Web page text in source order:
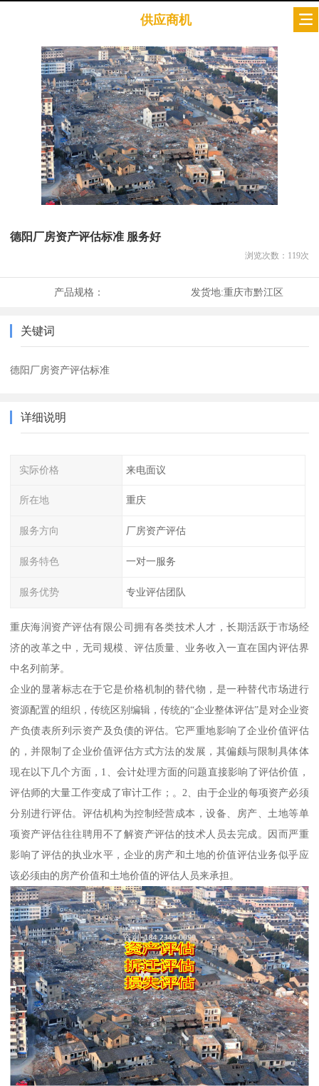
供应商机
德阳厂房资产评估标准 服务好
浏览次数： 119次
产品规格： 发货地:重庆市黔江区
关键词
德阳厂房资产评估标准
详细说明
实际价格 来电面议
所在地 重庆
服务方向 厂房资产评估
服务特色 一对一服务
服务优势 专业评估团队
重庆海润资产评估有限公司拥有各类技术人才，长期活跃于市场经
济的改革之中，无司规模、评估质量、业务收入一直在国内评估界
中名列前茅。
企业的显著标志在于它是价格机制的替代物，是一种替代市场进行
资源配置的组织，传统区别编辑，传统的“企业整体评估”是对企业资
产负债表所列示资产及负债的评估。它严重地影响了企业价值评估
的，并限制了企业价值评估方式方法的发展，其偏颇与限制具体体
现在以下几个方面，1、会计处理方面的问题直接影响了评估价值，
评估师的大量工作变成了审计工作；。2、由于企业的每项资产必须
分别进行评估。评估机构为控制经营成本，设备、房产、土地等单
项资产评估往往聘用不了解资产评估的技术人员去完成。因而严重
影响了评估的执业水平，企业的房产和土地的价值评估业务似乎应
该必须由的房产价值和土地价值的评估人员来承担。